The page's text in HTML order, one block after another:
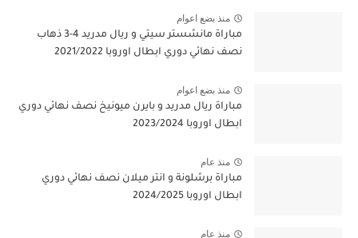
منذ بضع اعوام
مباراة مانشستر سيتي و ريال مدريد 4-3 ذهاب
نصف نهائي دوري ابطال اوروبا 2021/2022
منذ بضع اعوام
مباراة ريال مدريد و بايرن ميونيخ نصف نهائي دوري
ابطال اوروبا 2023/2024
منذ عام
مباراة برشلونة و انتر ميلان نصف نهائي دوري
ابطال اوروبا 2024/2025
منذ عام